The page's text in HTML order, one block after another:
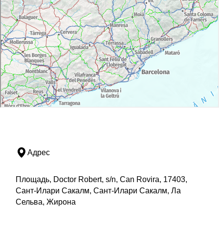
Адрес
Площадь, Doctor Robert, s/n, Can Rovira, 17403,
Сант-Илари Сакалм, Сант-Илари Сакалм, Ла
Сельва, Жирона